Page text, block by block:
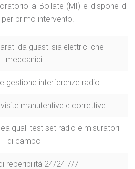
a Bollate (MI) e dispone di
primo intervento.
da guasti sia elettrici che
meccanici
gestione interferenze radio
manutentive e correttive
quali test set radio e misuratori
di campo
reperibilità 24/24 7/7